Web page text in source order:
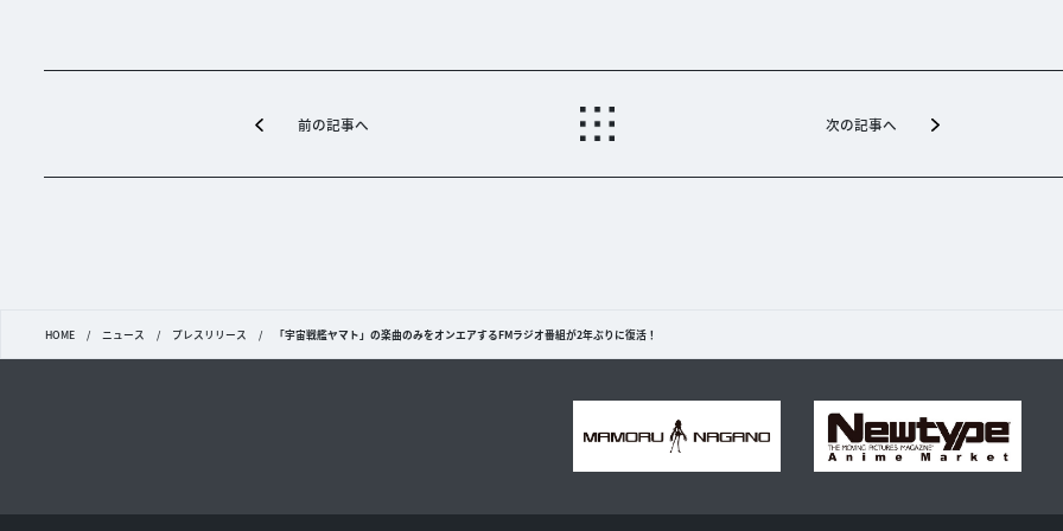
前の記事へ 次の記事へ
HOME / ニュース / プレスリリース / 「宇宙戦艦ヤマト」の楽曲のみをオンエアするFMラジオ番組が2年ぶりに復活！